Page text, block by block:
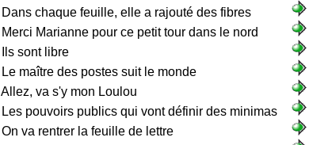
Dans chaque feuille, elle a rajouté des fibres
Merci Marianne pour ce petit tour dans le nord
Ils sont libre
Le maître des postes suit le monde
Allez, va s'y mon Loulou
Les pouvoirs publics qui vont définir des minimas
On va rentrer la feuille de lettre